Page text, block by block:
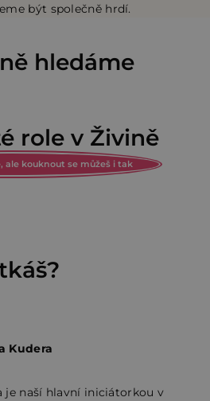
být společně hrdí.
hledáme
role v Živině
ale kouknout se můžeš i tak
Kudera
je naší hlavní iniciátorkou v